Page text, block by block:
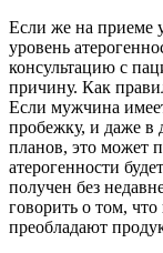
Если же на приеме
уровень
консультацию с
причину. Как
Если мужчина
пробежку, и даже в
планов, это может
атерогенности
получен без
говорить о том,
преобладают